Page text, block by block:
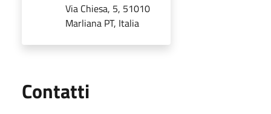
Via Chiesa, 5, 51010
Marliana PT, Italia
Contatti